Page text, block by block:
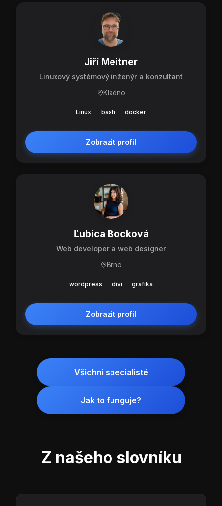
Jiří Meitner
Linuxový systémový inženýr a konzultant
Kladno
Linux bash docker
Zobrazit profil
Ľubica Bocková
Web developer a web designer
Brno
wordpress divi grafika
Zobrazit profil
Všichni specialisté
Jak to funguje?
Z našeho slovníku